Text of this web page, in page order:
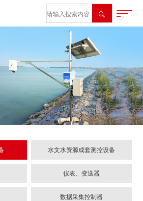

水文水资源成套测控设备
仪表、变送器
数据采集控制器